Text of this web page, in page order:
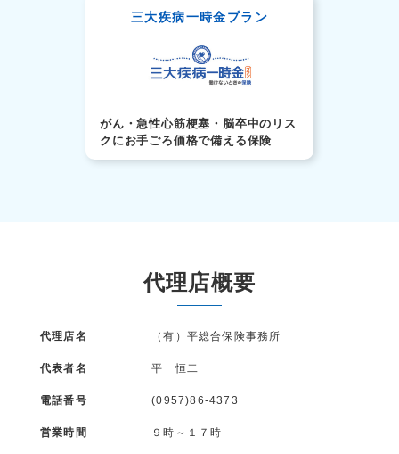
三大疾病一時金プラン
がん・急性心筋梗塞・脳卒中のリス
クにお手ごろ価格で備える保険
代理店概要
代理店名 （有）平総合保険事務所
代表者名 平 恒二
電話番号 (0957)86-4373
営業時間 ９時～１７時